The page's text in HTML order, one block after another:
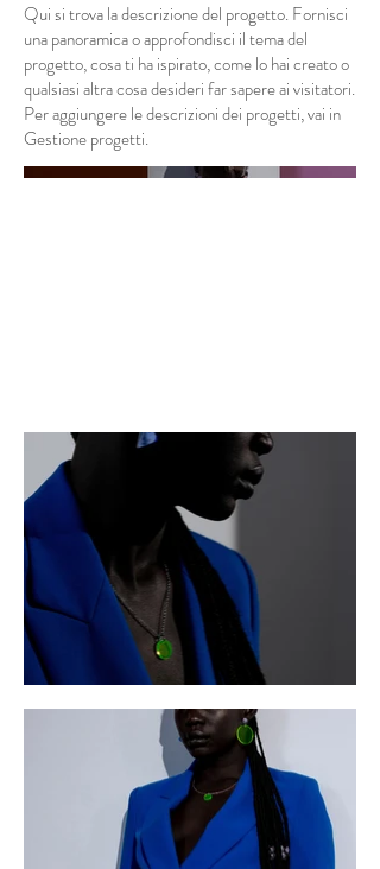
Qui si trova la descrizione del progetto. Fornisci
una panoramica o approfondisci il tema del
progetto, cosa ti ha ispirato, come lo hai creato o
qualsiasi altra cosa desideri far sapere ai visitatori.
Per aggiungere le descrizioni dei progetti, vai in
Gestione progetti.